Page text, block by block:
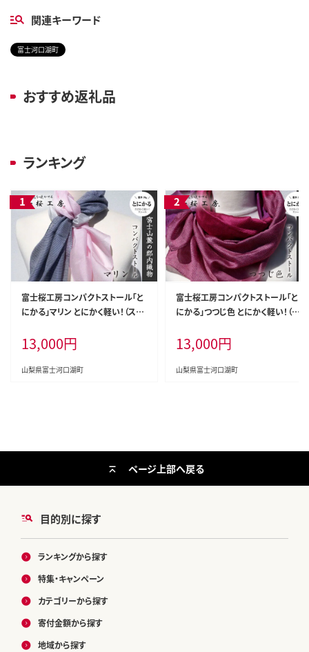
関連キーワード
富士河口湖町
おすすめ返礼品
ランキング
富士桜工房コンパクトストール「と
にかる」マリン とにかく軽い！（スカ
13,000円
山梨県富士河口湖町
富士桜工房コンパクトストール「と
にかる」つつじ色 とにかく軽い！（ス
13,000円
山梨県富士河口湖町
目的別に探す
ランキングから探す
特集・キャンペーン
カテゴリーから探す
寄付金額から探す
地域から探す
ページ上部へ戻る